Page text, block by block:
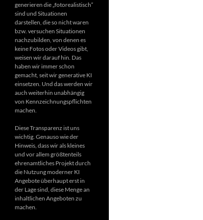
generieren die „fotorealistisch“
sind und Situationen
darstellen, die so nicht waren
bzw. versuchen Situationen
nachzubilden, von denen es
keine Fotos oder Videos gibt,
weisen wir darauf hin. Das
haben wir immer schon
gemacht, seit wir generative KI
einsetzen. Und das werden wir
auch weiterhin unabhängig
von Kennzeichnungspflichten
machen.
Diese Transparenz ist uns
wichtig. Genauso wie der
Hinweis, dass wir als kleines
und vor allem größtenteils
ehrenamtliches Projekt durch
die Nutzung moderner KI
Angebote überhaupt erst in
der Lage sind, diese Menge an
inhaltlichen Angeboten zu
machen.